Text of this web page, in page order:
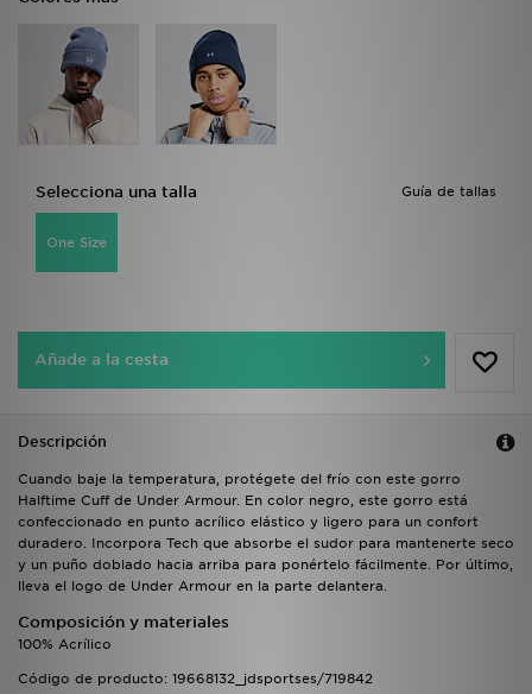
Guía de tallas
Selecciona una talla
One Size
Añade a la cesta
Descripción
Cuando baje la temperatura, protégete del frío con este gorro
Halftime Cuff de Under Armour. En color negro, este gorro está
confeccionado en punto acrílico elástico y ligero para un confort
duradero. Incorpora Tech que absorbe el sudor para mantenerte seco
y un puño doblado hacia arriba para ponértelo fácilmente. Por último,
lleva el logo de Under Armour en la parte delantera.
Composición y materiales
100% Acrílico
Código de producto: 19668132_jdsportses/719842